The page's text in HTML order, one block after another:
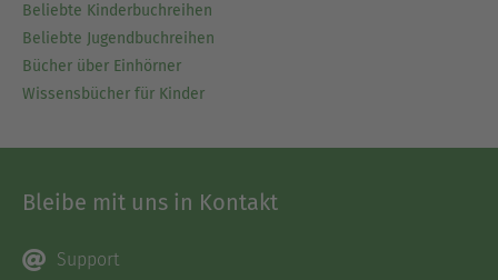
Beliebte Kinderbuchreihen
Beliebte Jugendbuchreihen
Bücher über Einhörner
Wissensbücher für Kinder
Bleibe mit uns in Kontakt
Support